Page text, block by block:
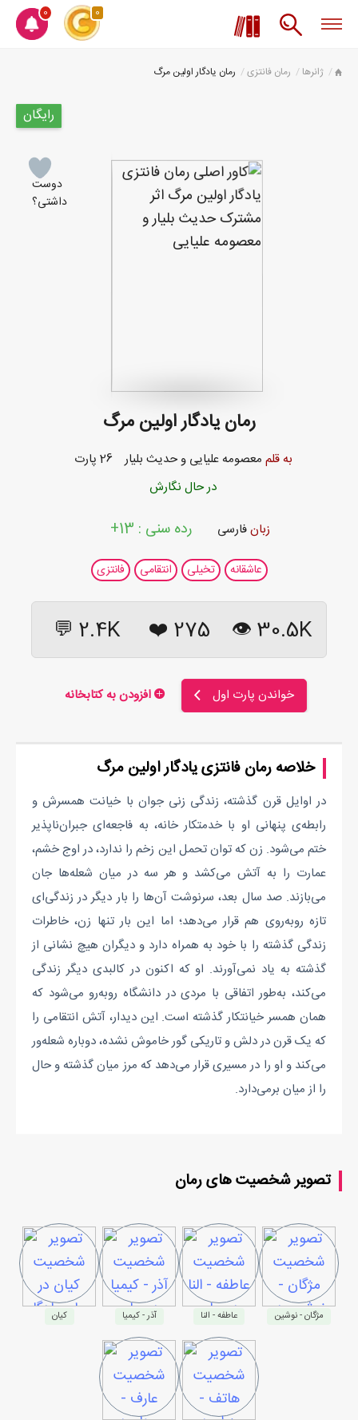
0 0
ژانرها رمان فانتزی رمان یادگار اولین مرگ
رایگان
دوست
داشتی؟
رمان یادگار اولین مرگ
به قلم معصومه علیایی وحدیث بلیار
26 پارت
در حال نگارش
زبانفارسی رده سنی : 13+
عاشقانه تخیلی انتقامی فانتزی
30.5K 👁
275
❤️
2.4K 💬
خواندن پارت اول افزودن به کتابخانه
خلاصه رمان فانتزی یادگار اولین مرگ
در اوایل قرن گذشته، زندگی زنی جوان با خیانت همسرش و
رابطه‌ی پنهانی او با خدمتکار خانه، به فاجعه‌ای جبران‌ناپذیر
ختم می‌شود. زن که توان تحمل این زخم را ندارد، در اوج خشم،
عمارت را به آتش می‌کشد و هر سه در میان شعله‌ها جان
می‌بازند. صد سال بعد، سرنوشت آن‌ها را بار دیگر در زندگی‌ای
تازه روبه‌روی هم قرار می‌دهد؛ اما این بار تنها زن، خاطرات
زندگی گذشته را با خود به همراه دارد و دیگران هیچ نشانی از
گذشته به یاد نمی‌آورند. او که اکنون در کالبدی دیگر زندگی
می‌کند، به‌طور اتفاقی با مردی در دانشگاه روبه‌رو می‌شود که
همان همسر خیانتکار گذشته است. این دیدار، آتش انتقامی را
که یک قرن در دلش و تاریکی گور خاموش نشده، دوباره شعله‌ور
می‌کند و او را در مسیری قرار می‌دهد که مرز میان گذشته و حال
را از میان برمی‌دارد.
تصویر شخصیت های رمان
کیان آذر - کیمیا عاطفه - النا مژگان - نوشین